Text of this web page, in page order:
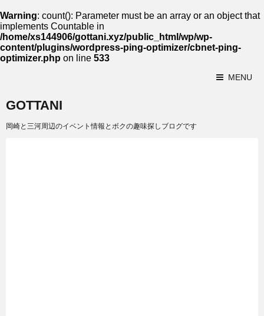
Warning: count(): Parameter must be an array or an object that
implements Countable in
/home/xs144906/gottani.xyz/public_html/wp/wp-
content/plugins/wordpress-ping-optimizer/cbnet-ping-
optimizer.php on line 533
MENU
GOTTANI
岡崎と三河周辺のイベント情報とボクの趣味探しブログです